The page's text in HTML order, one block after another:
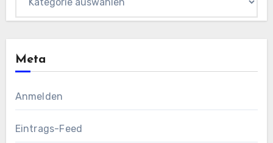
Meta
Anmelden
Eintrags-Feed